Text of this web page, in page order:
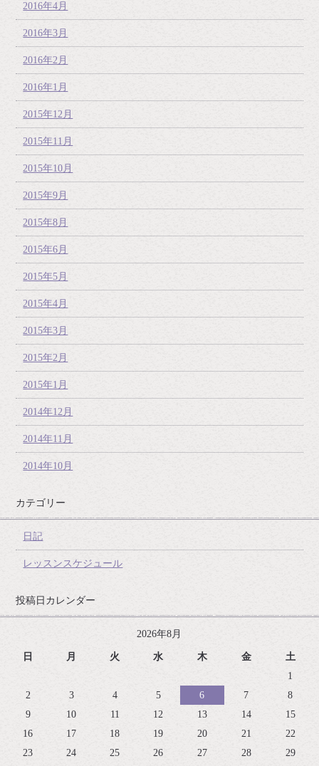
2016年4月
2016年3月
2016年2月
2016年1月
2015年12月
2015年11月
2015年10月
2015年9月
2015年8月
2015年6月
2015年5月
2015年4月
2015年3月
2015年2月
2015年1月
2014年12月
2014年11月
2014年10月
カテゴリー
日記
レッスンスケジュール
投稿日カレンダー
2026年8月
日 月 火 水 木 金
土
1
2
3 4 5 6 7
8
9
10 11 12 13 14
15
16
17 18 19 20 21
22
23
24 25 26 27 28 29